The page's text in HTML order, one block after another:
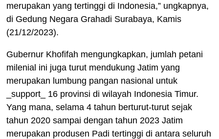
merupakan yang tertinggi di Indonesia,” ungkapnya,
di Gedung Negara Grahadi Surabaya, Kamis
(21/12/2023).
Gubernur Khofifah mengungkapkan, jumlah petani
milenial ini juga turut mendukung Jatim yang
merupakan lumbung pangan nasional untuk
_support_ 16 provinsi di wilayah Indonesia Timur.
Yang mana, selama 4 tahun berturut-turut sejak
tahun 2020 sampai dengan tahun 2023 Jatim
merupakan produsen Padi tertinggi di antara seluruh